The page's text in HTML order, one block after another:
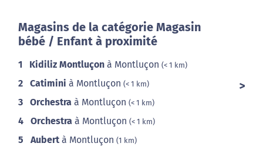
Magasins de la catégorie Magasin
bébé / Enfant à proximité
1 Kidiliz Montluçon à Montluçon (< 1 km)
2 Catimini à Montluçon (< 1 km)
3 Orchestra à Montluçon (< 1 km)
4 Orchestra à Montluçon (< 1 km)
5 Aubert à Montluçon (1 km)